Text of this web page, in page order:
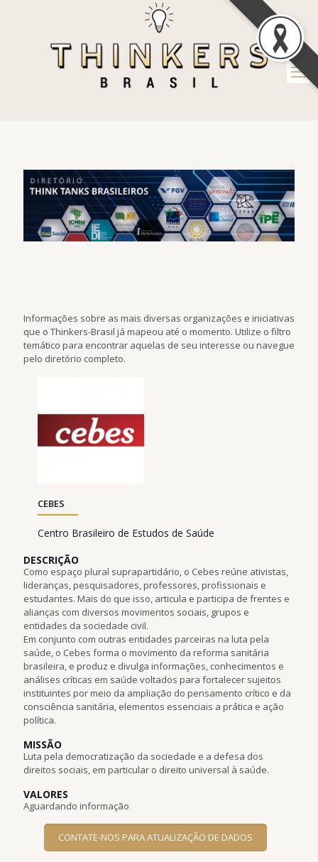
Informações sobre as mais diversas organizações e iniciativas
que o Thinkers-Brasil já mapeou até o momento. Utilize o filtro
temático para encontrar aquelas de seu interesse ou navegue
pelo diretório completo.
CEBES
Centro Brasileiro de Estudos de Saúde
DESCRIÇÃO
Como espaço plural suprapartidário, o Cebes reúne ativistas,
lideranças, pesquisadores, professores, profissionais e
estudantes. Mais do que isso, articula e participa de frentes e
alianças com diversos movimentos sociais, grupos e
entidades da sociedade civil.
Em conjunto com outras entidades parceiras na luta pela
saúde, o Cebes forma o movimento da reforma sanitária
brasileira, e produz e divulga informações, conhecimentos e
análises críticas em saúde voltados para fortalecer sujeitos
instituintes por meio da ampliação do pensamento crítico e da
consciência sanitária, elementos essenciais a prática e ação
política.
MISSÃO
Luta pela democratização da sociedade e a defesa dos
direitos sociais, em particular o direito universal à saúde.
VALORES
Aguardando informação
CONTATE-NOS PARA ATUALIZAÇÃO DE DADOS